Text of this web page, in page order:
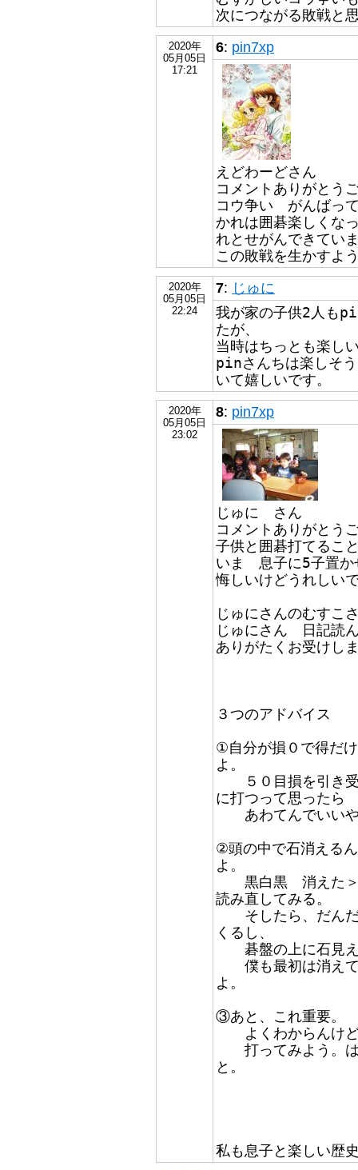
次につながる敗戦と
2020年
05月05日
17:21
6: pin7xp
えどわーどさん
コメントありがとう
コウ争い がんばっ
かれは囲碁楽しくな
れとせがんできてい
この敗戦を生かすよ
2020年
05月05日
22:24
7: じゅに
我が家の子供2人も
たが、
当時はちっとも楽し
pinさんちは楽しそ
いて嬉しいです。
2020年
05月05日
23:02
8: pin7xp
じゅに さん
コメントありがとう
子供と囲碁打てるこ
いま 息子に5子置
悔しいけどうれしい
じゅにさんのむす
じゅにさん 日記読
ありがたくお受けし
３つのアドバイス
①自分が損０で得だ
よ。
５０目損を引き受
に打つって思ったら
あわてんでいい
②頭の中で石消える
よ。
黒白黒 消えた＞
読み直してみる。
そしたら、だんだ
くるし、
碁盤の上に石見え
僕も最初は消えて
よ。
③あと、これ重要。
よくわからんけ
打ってみよう。は
と。
私も息子と楽しい歴